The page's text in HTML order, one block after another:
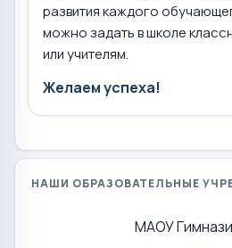
развития каждого
можно задать в школе
или учителям.
Желаем успеха!
НАШИ ОБРАЗОВАТЕЛЬНЫЕ
МАОУ